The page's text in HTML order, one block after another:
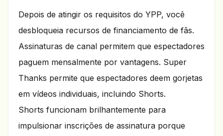
Depois de atingir os requisitos do YPP, você
desbloqueia recursos de financiamento de fãs.
Assinaturas de canal permitem que espectadores
paguem mensalmente por vantagens. Super
Thanks permite que espectadores deem gorjetas
em vídeos individuais, incluindo Shorts.
Shorts funcionam brilhantemente para
impulsionar inscrições de assinatura porque